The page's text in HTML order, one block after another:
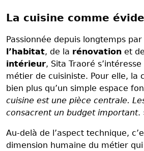
La cuisine comme
Passionnée depuis longtemps par
l’habitat, de la rénovation et de
intérieur, Sita Traoré
métier de cuisiniste. Pour elle, la
bien plus qu’un simple espace
cuisine est une pièce centrale.
consacrent un budget important.
Au-delà de l’aspect technique,
dimension humaine du métier